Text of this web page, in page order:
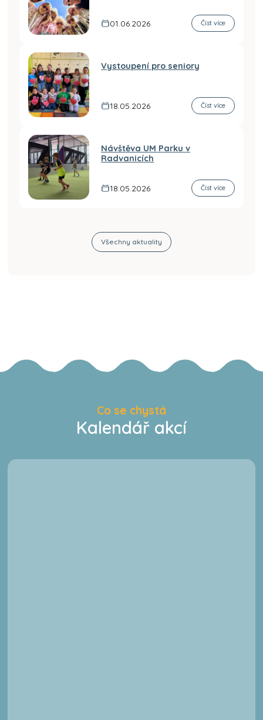
01.06.2026 Číst více
Vystoupení pro seniory
18.05.2026 Číst více
Návštěva UM Parku v
Radvanicích
18.05.2026 Číst více
Všechny aktuality
Co se chystá
Kalendář akcí